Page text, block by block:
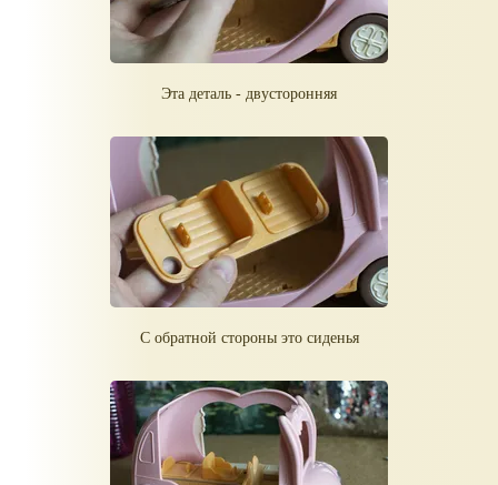
Эта деталь - двусторонняя
С обратной стороны это сиденья